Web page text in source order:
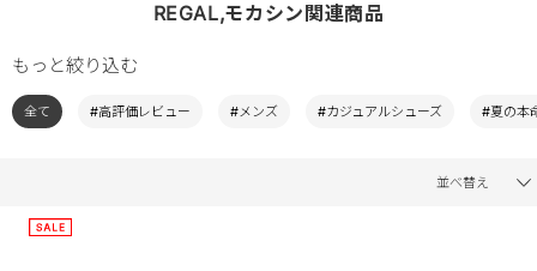
REGAL,モカシン関連商品
もっと絞り込む
全て #高評価レビュー #メンズ #カジュアルシューズ #夏の本
並べ替え